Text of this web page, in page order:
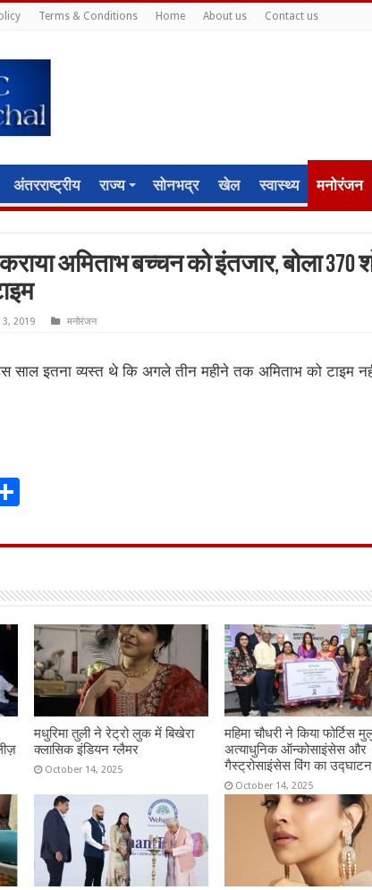
Terms & Conditions Home About us Contact us
अंतरराष्ट्रीय राज्य सोनभद्र खेल स्वास्थ्य मनोरंजन
अमिताभ बच्चन को इंतजार, बोला 370
3, 2019 मनोरंजन
साल इतना व्यस्त थे कि अगले तीन महीने तक अमिताभ को टाइम
S
ar
मधुरिमा तुली ने रेट्रो लुक में बिखेरा
क्लासिक इंडियन ग्लैमर
October 14, 2025
महिमा चौधरी ने किया फोर्टिस
अत्याधुनिक ऑन्कोसाइंसेस और
गैस्ट्रोसाइंसेस विंग का उद्घाटन
October 14, 2025